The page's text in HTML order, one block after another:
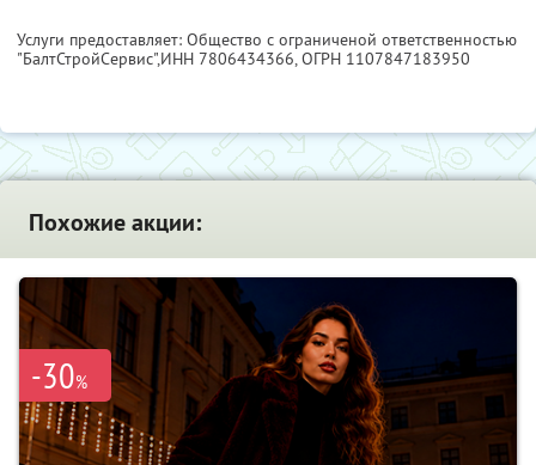
Услуги предоставляет: Общество с ограниченой ответственностью
"БалтСтройСервис",ИНН 7806434366, ОГРН 1107847183950
Похожие акции:
-30%